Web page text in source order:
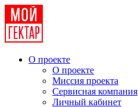
О проекте
О проекте
Миссия проекта
Сервисная компания
Личный кабинет